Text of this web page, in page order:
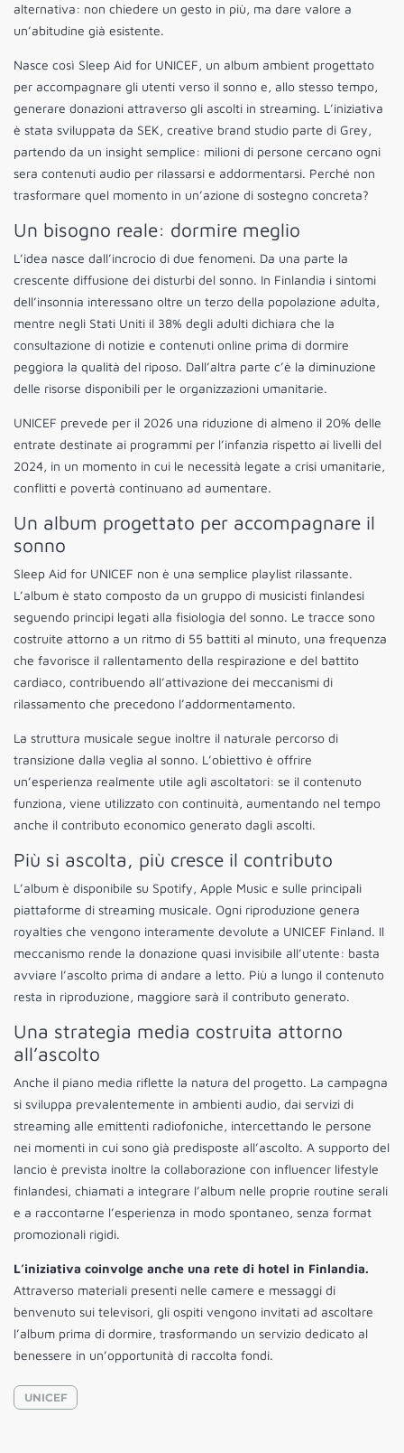
alternativa: non chiedere un gesto in più, ma dare valore a
un’abitudine già esistente.
Nasce così Sleep Aid for UNICEF, un album ambient progettato
per accompagnare gli utenti verso il sonno e, allo stesso tempo,
generare donazioni attraverso gli ascolti in streaming. L’iniziativa
è stata sviluppata da SEK, creative brand studio parte di Grey,
partendo da un insight semplice: milioni di persone cercano ogni
sera contenuti audio per rilassarsi e addormentarsi. Perché non
trasformare quel momento in un’azione di sostegno concreta?
Un bisogno reale: dormire meglio
L’idea nasce dall’incrocio di due fenomeni. Da una parte la
crescente diffusione dei disturbi del sonno. In Finlandia i sintomi
dell’insonnia interessano oltre un terzo della popolazione adulta,
mentre negli Stati Uniti il 38% degli adulti dichiara che la
consultazione di notizie e contenuti online prima di dormire
peggiora la qualità del riposo. Dall’altra parte c’è la diminuzione
delle risorse disponibili per le organizzazioni umanitarie.
UNICEF prevede per il 2026 una riduzione di almeno il 20% delle
entrate destinate ai programmi per l’infanzia rispetto ai livelli del
2024, in un momento in cui le necessità legate a crisi umanitarie,
conflitti e povertà continuano ad aumentare.
Un album progettato per accompagnare il
sonno
Sleep Aid for UNICEF non è una semplice playlist rilassante.
L’album è stato composto da un gruppo di musicisti finlandesi
seguendo principi legati alla fisiologia del sonno. Le tracce sono
costruite attorno a un ritmo di 55 battiti al minuto, una frequenza
che favorisce il rallentamento della respirazione e del battito
cardiaco, contribuendo all’attivazione dei meccanismi di
rilassamento che precedono l’addormentamento.
La struttura musicale segue inoltre il naturale percorso di
transizione dalla veglia al sonno. L’obiettivo è offrire
un’esperienza realmente utile agli ascoltatori: se il contenuto
funziona, viene utilizzato con continuità, aumentando nel tempo
anche il contributo economico generato dagli ascolti.
Più si ascolta, più cresce il contributo
L’album è disponibile su Spotify, Apple Music e sulle principali
piattaforme di streaming musicale. Ogni riproduzione genera
royalties che vengono interamente devolute a UNICEF Finland. Il
meccanismo rende la donazione quasi invisibile all’utente: basta
avviare l’ascolto prima di andare a letto. Più a lungo il contenuto
resta in riproduzione, maggiore sarà il contributo generato.
Una strategia media costruita attorno
all’ascolto
Anche il piano media riflette la natura del progetto. La campagna
si sviluppa prevalentemente in ambienti audio, dai servizi di
streaming alle emittenti radiofoniche, intercettando le persone
nei momenti in cui sono già predisposte all’ascolto. A supporto del
lancio è prevista inoltre la collaborazione con influencer lifestyle
finlandesi, chiamati a integrare l’album nelle proprie routine serali
e a raccontarne l’esperienza in modo spontaneo, senza format
promozionali rigidi.
L’iniziativa coinvolge anche una rete di hotel in Finlandia.
Attraverso materiali presenti nelle camere e messaggi di
benvenuto sui televisori, gli ospiti vengono invitati ad ascoltare
l’album prima di dormire, trasformando un servizio dedicato al
benessere in un’opportunità di raccolta fondi.
UNICEF